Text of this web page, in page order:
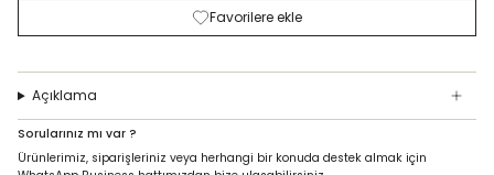
Favorilere ekle
Açıklama
Sorularınız mı var ?
Ürünlerimiz, siparişleriniz veya herhangi bir konuda destek almak için